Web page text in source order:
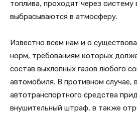
топлива, проходят через систему
выбрасываются в атмосферу.
Известно всем нам и о
норм, требованиям которых
состав выхлопных газов любого
автомобиля. В противном случае,
автотранспортного средства
внушительный штраф, в также